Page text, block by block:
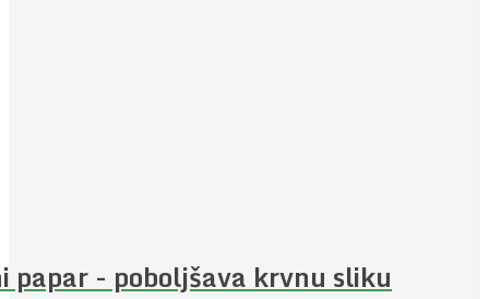
papar - poboljšava krvnu sliku